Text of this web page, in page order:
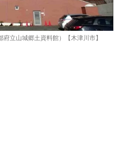
立山城郷土資料館）【木津川市】